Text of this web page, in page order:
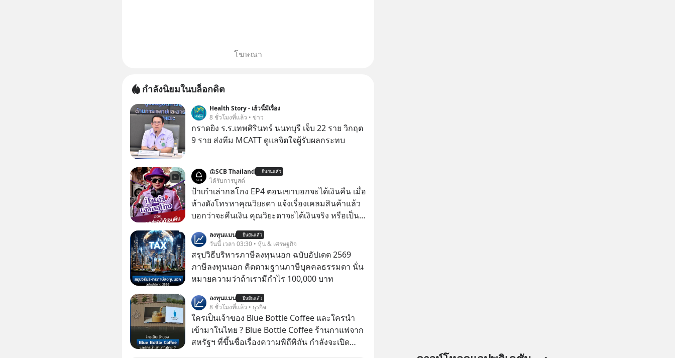
โฆษณา
กำลังนิยมในบล็อกดิต
Health Story - เฮ้วนี้มีเรื่อง
8 ชั่วโมงที่แล้ว • ข่าว
กราดยิง ร.ร.เทพศิรินทร์ นนทบุรี เจ็บ 22 ราย วิกฤต
9 ราย ส่งทีม MCATT ดูแลจิตใจผู้รับผลกระทบ
SCB Thailand ยืนยันแล้ว
ได้รับการบูสต์
ป้าเก๋าเล่ากลโกง EP4 ตอนเขาบอกจะได้เงินคืน เมื่อ
ห้างดังโทรหาคุณวิยะดา แจ้งเรื่องเคลมสินค้าแล้ว
บอกว่าจะคืนเงิน คุณวิยะดาจะได้เงินจริง หรือเป็น
ตอน “เขาบอกว่าจะได้เงินคืน” #ป้าเก๋าเล่ากลโกง
#แก้เกมกลโกง #อยู่อย่างยั่งยืน #Cybersecurity
#เตือนภัยออนไลน์
ลงทุนแมน ยืนยันแล้ว
วันนี้ เวลา 03:30 • หุ้น & เศรษฐกิจ
สรุปวิธีบริหารภาษีลงทุนนอก ฉบับอัปเดต 2569
ภาษีลงทุนนอก คิดตามฐานภาษีบุคคลธรรมดา นั่น
หมายความว่าถ้าเรามีกำไร 100,000 บาท
ลงทุนแมน ยืนยันแล้ว
8 ชั่วโมงที่แล้ว • ธุรกิจ
ใครเป็นเจ้าของ Blue Bottle Coffee และใครนำ
เข้ามาในไทย ? Blue Bottle Coffee ร้านกาแฟจาก
สหรัฐฯ ที่ขึ้นชื่อเรื่องความพิถีพิถัน กำลังจะเปิด